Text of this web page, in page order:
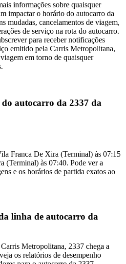
informações sobre quaisquer
impactar o horário do autocarro da
mudadas, cancelamentos de viagem,
de serviço na rota do autocarro.
para receber notificações
emitido pela Carris Metropolitana,
em torno de quaisquer
autocarro da 2337 da
Franca De Xira (Terminal) às 07:15
(Terminal) às 07:40. Pode ver a
e os horários de partida exatos ao
linha de autocarro da
Metropolitana, 2337 chega a
os relatórios de desempenho